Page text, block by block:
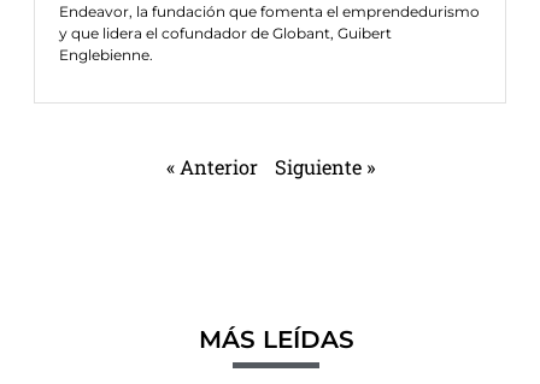
Endeavor, la fundación que fomenta el emprendedurismo
y que lidera el cofundador de Globant, Guibert
Englebienne.
« Anterior Siguiente »
MÁS LEÍDAS